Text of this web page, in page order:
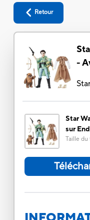
Retour
-
Star
sur
Taille du